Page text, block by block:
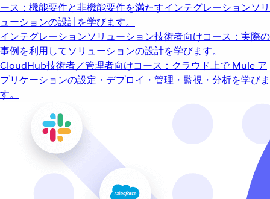
ース：機能要件と非機能要件を満たすインテグレーションソリ
ューションの設計を学びます。
インテグレーションソリューション技術者向けコース：実際の
事例を利用してソリューションの設計を学びます。
CloudHub技術者／管理者向けコース：クラウド上で Mule ア
プリケーションの設定・デプロイ・管理・監視・分析を学びま
す。